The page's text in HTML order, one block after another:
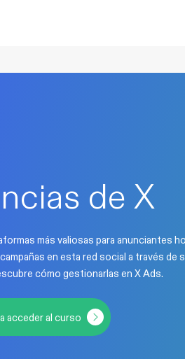
de X
más valiosas para anunciantes
en esta red social a través de
cómo gestionarlas en X Ads.
acceder al curso